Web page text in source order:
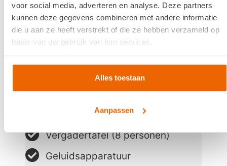
voor social media, adverteren en analyse. Deze partners
kunnen deze gegevens combineren met andere informatie
die u aan ze heeft verstrekt of die ze hebben verzameld op
basis van uw gebruik van hun services.
Alles toestaan
Aanpassen
Faciliteiten
Comfortabele stoelen
Vergadertafel (8 personen)
Geluidsapparatuur